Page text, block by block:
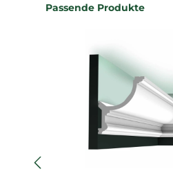
Produktgalerie überspringen
Passende Produkte